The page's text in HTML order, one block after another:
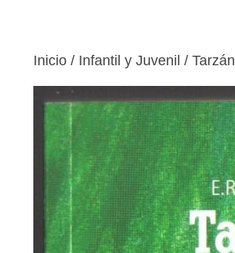
Inicio / Infantil y Juvenil /